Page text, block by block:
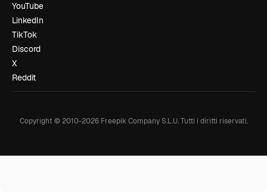
YouTube
LinkedIn
TikTok
Discord
X
Reddit
Copyright © 2010-2026Freepik Company S.L.U. Tutti i diritti riservati.